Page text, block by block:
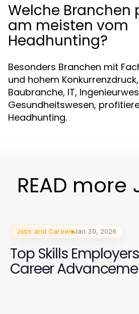
Welche Branchen
am meisten vom
Headhunting?
Besonders Branchen mit
und hohem
Baubranche, IT,
Gesundheitswesen,
Headhunting.
READ more
Jobs and Career Jan 30, 2026
Top Skills
Career